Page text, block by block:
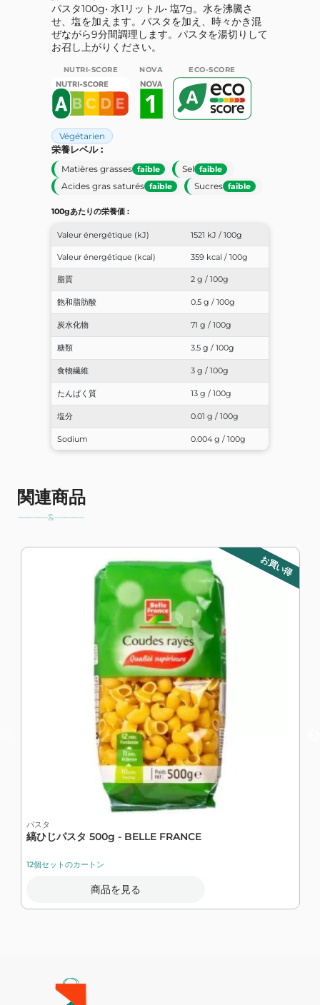
パスタ100g• 水1リットル• 塩7g。水を沸騰さ
せ、塩を加えます。パスタを加え、時々かき混
ぜながら9分間調理します。パスタを湯切りして
お召し上がりください。
NUTRI-SCORE NOVA ECO-SCORE
Végétarien
栄養レベル :
Matières grasses faible Sel faible
Acides gras saturés faible Sucres faible
100gあたりの栄養価 :
Valeur énergétique (kJ) 1521 kJ / 100g
Valeur énergétique (kcal) 359 kcal / 100g
脂質 2 g / 100g
飽和脂肪酸 0.5 g / 100g
炭水化物 71 g / 100g
糖類 3.5 g / 100g
食物繊維 3 g / 100g
たんぱく質 13 g / 100g
塩分 0.01 g / 100g
Sodium 0.004 g / 100g
関連商品
お買い得
パスタ
縞ひじパスタ 500g - BELLE FRANCE
12個セットのカートン
商品を見る